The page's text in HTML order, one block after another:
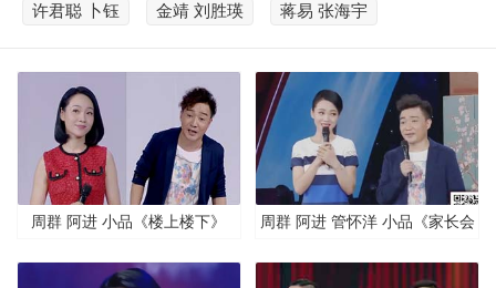
许君聪 卜钰 金靖 刘胜瑛 蒋易 张海宇
周群 阿进 小品《楼上楼下》
周群 阿进 管怀洋 小品《家长会